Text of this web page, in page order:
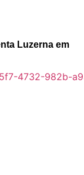
Luzerna em